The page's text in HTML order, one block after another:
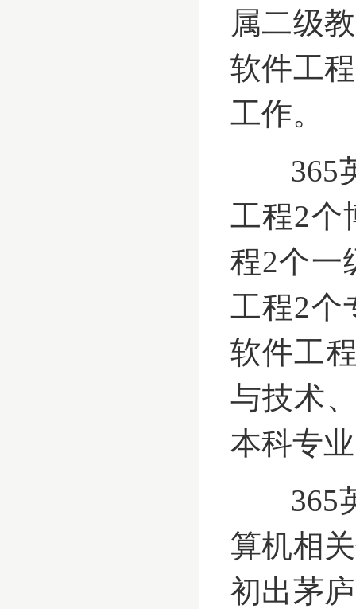
属二级
软件工
工作。
365
工程2个
程2个一
工程2个
软件工
与技术
本科专
365
算机相
初出茅